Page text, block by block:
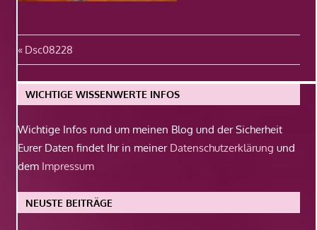
Beitragsnavigation
Vorheriger
Beitrag:
Dsc08228
WICHTIGE WISSENWERTE INFOS
Wichtige Infos rund um meinen Blog und der Sicherheit
Eurer Daten findet Ihr in meiner Datenschutzerklärung und
dem Impressum
NEUSTE BEITRÄGE